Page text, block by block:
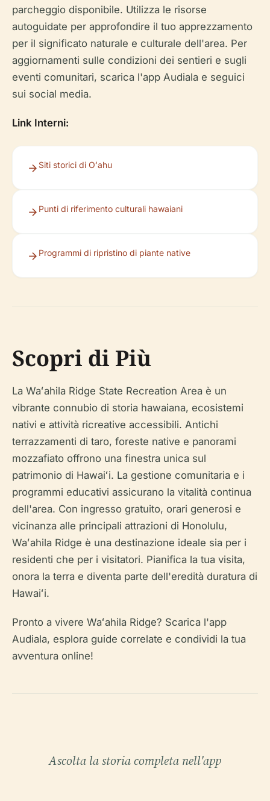
parcheggio disponibile. Utilizza le risorse
autoguidate per approfondire il tuo apprezzamento
per il significato naturale e culturale dell'area. Per
aggiornamenti sulle condizioni dei sentieri e sugli
eventi comunitari, scarica l'app Audiala e seguici
sui social media.
Link Interni:
Siti storici di Oʻahu
Punti di riferimento culturali hawaiani
Programmi di ripristino di piante native
Scopri di Più
La Waʻahila Ridge State Recreation Area è un
vibrante connubio di storia hawaiana, ecosistemi
nativi e attività ricreative accessibili. Antichi
terrazzamenti di taro, foreste native e panorami
mozzafiato offrono una finestra unica sul
patrimonio di Hawaiʻi. La gestione comunitaria e i
programmi educativi assicurano la vitalità continua
dell'area. Con ingresso gratuito, orari generosi e
vicinanza alle principali attrazioni di Honolulu,
Waʻahila Ridge è una destinazione ideale sia per i
residenti che per i visitatori. Pianifica la tua visita,
onora la terra e diventa parte dell'eredità duratura di
Hawaiʻi.
Pronto a vivere Waʻahila Ridge? Scarica l'app
Audiala, esplora guide correlate e condividi la tua
avventura online!
Ascolta la storia completa nell'app